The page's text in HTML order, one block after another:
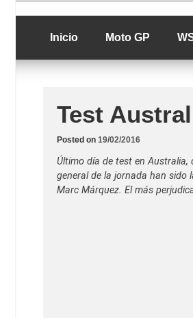
to
contentLucio
luciolopezgp
Inicio Moto GP
Test
Posted on 19/02/2016
Último día de test en
general de la jornada han sido
Marc Márquez. El más